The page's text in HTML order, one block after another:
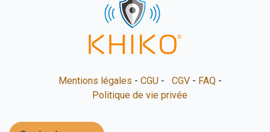
Mentions légales - CGU- CGV- FAQ-
Politique de vie privée